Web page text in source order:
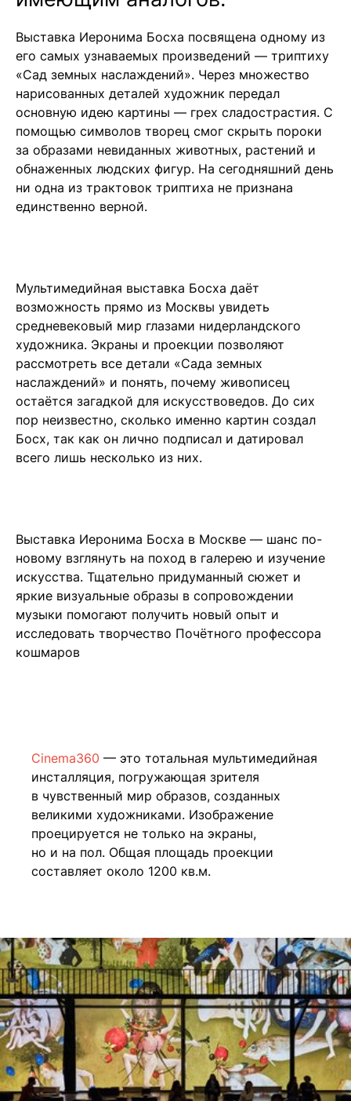
Выставка Иеронима Босха посвящена одному из
его самых узнаваемых произведений — триптиху
«Сад земных наслаждений». Через множество
нарисованных деталей художник передал
основную идею картины — грех сладострастия. С
помощью символов творец смог скрыть пороки
за образами невиданных животных, растений и
обнаженных людских фигур. На сегодняшний день
ни одна из трактовок триптиха не признана
единственно верной.
Мультимедийная выставка Босха даёт
возможность прямо из Москвы увидеть
средневековый мир глазами нидерландского
художника. Экраны и проекции позволяют
рассмотреть все детали «Сада земных
наслаждений» и понять, почему живописец
остаётся загадкой для искусствоведов. До сих
пор неизвестно, сколько именно картин создал
Босх, так как он лично подписал и датировал
всего лишь несколько из них.
Выставка Иеронима Босха в Москве — шанс по-
новому взглянуть на поход в галерею и изучение
искусства. Тщательно придуманный сюжет и
яркие визуальные образы в сопровождении
музыки помогают получить новый опыт и
исследовать творчество Почётного профессора
кошмаров
Cinema360 — это тотальная мультимедийная
инсталляция, погружающая зрителя
в чувственный мир образов, созданных
великими художниками. Изображение
проецируется не только на экраны,
но и на пол. Общая площадь проекции
составляет около 1200 кв.м.